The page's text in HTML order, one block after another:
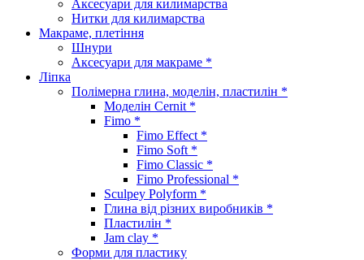
Аксесуари для килимарства
Нитки для килимарства
Макраме, плетіння
Шнури
Аксесуари для макраме *
Ліпка
Полімерна глина, моделін, пластилін *
Моделін Cernit *
Fimo *
Fimo Effect *
Fimo Soft *
Fimo Classic *
Fimo Professional *
Sculpey Polyform *
Глина від різних виробників *
Пластилін *
Jam clay *
Форми для пластику